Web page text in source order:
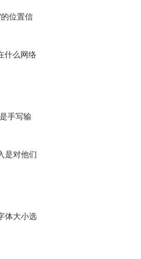
位置信
什么网络
手写输
是对他们
体大小选